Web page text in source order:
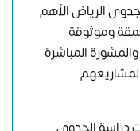
الرياض الأهم
وموثوقة
المباشرة